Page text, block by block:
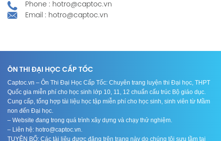
Phone : hotro@captoc.vn
Email : hotro@captoc.vn
ÔN THI ĐẠI HỌC CẤP TỐC
Captoc.vn – Ôn Thi Đại Học Cấp Tốc: Chuyên trang luyện thi Đại học, THPT
Quốc gia miễn phí cho học sinh lớp 10, 11, 12 chuẩn cấu trúc Bộ giáo dục.
Cung cấp, tổng hợp tài liệu học tập miễn phí cho học sinh, sinh viên từ Mầm
non đến Đại học.
– Website đang trong quá trình xây dựng và chạy thử nghiệm.
– Liên hệ: hotro@captoc.vn.
TUYÊN BỐ: Các tài liệu được đăng trên trang này do chúng tôi sưu tầm tại